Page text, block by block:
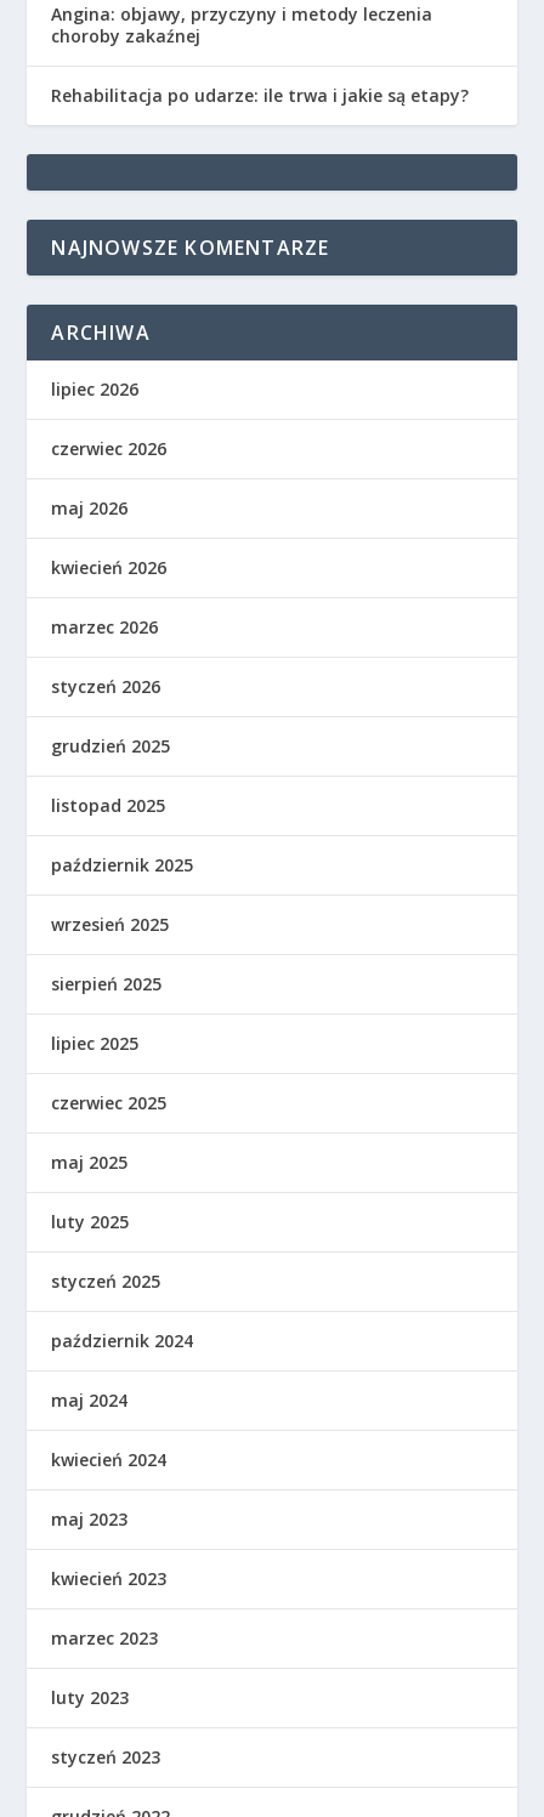
Angina: objawy, przyczyny i metody leczenia
choroby zakaźnej
Rehabilitacja po udarze: ile trwa i jakie są etapy?
NAJNOWSZE KOMENTARZE
ARCHIWA
lipiec 2026
czerwiec 2026
maj 2026
kwiecień 2026
marzec 2026
styczeń 2026
grudzień 2025
listopad 2025
październik 2025
wrzesień 2025
sierpień 2025
lipiec 2025
czerwiec 2025
maj 2025
luty 2025
styczeń 2025
październik 2024
maj 2024
kwiecień 2024
maj 2023
kwiecień 2023
marzec 2023
luty 2023
styczeń 2023